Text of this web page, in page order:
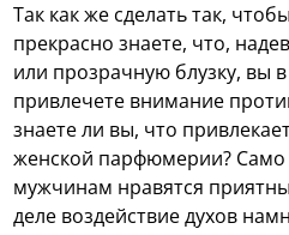
Так как же сделать так,
прекрасно знаете, что,
или прозрачную блузку, вы
привлечете внимание
знаете ли вы, что
женской парфюмерии? Само
мужчинам нравятся
деле воздействие духов